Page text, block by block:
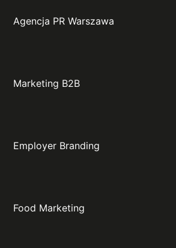
Agencja PR Warszawa
Marketing B2B
Employer Branding
Food Marketing